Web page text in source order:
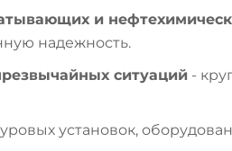
и
надежность.
ситуаций -
установок,